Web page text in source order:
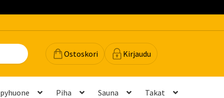
Ostoskori Kirjaudu
Piha Sauna
Takat